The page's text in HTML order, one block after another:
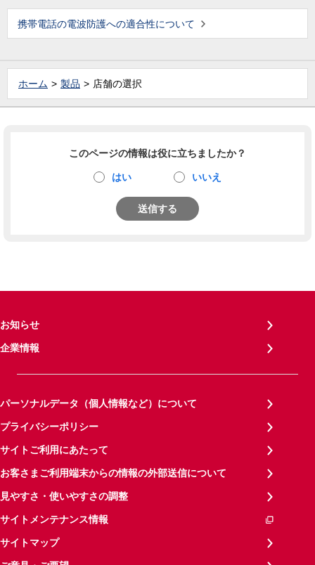
携帯電話の電波防護への適合性について
ホーム 製品 店舗の選択
このページの情報は役に立ちましたか？
はい いいえ
送信する
お知らせ
企業情報
パーソナルデータ（個人情報など）について
プライバシーポリシー
サイトご利用にあたって
お客さまご利用端末からの情報の外部送信について
見やすさ・使いやすさの調整
サイトメンテナンス情報
サイトマップ